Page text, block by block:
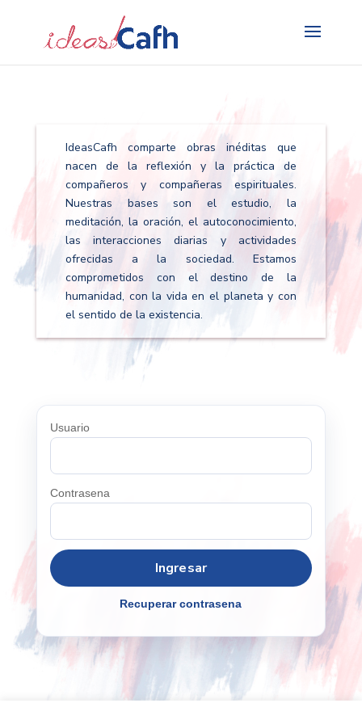
IdeasCafh comparte obras inéditas que
nacen de la reflexión y la práctica de
compañeros y compañeras espirituales.
Nuestras bases son el estudio, la
meditación, la oración, el autoconocimiento,
las interacciones diarias y actividades
ofrecidas a la sociedad. Estamos
comprometidos con el destino de la
humanidad, con la vida en el planeta y con
el sentido de la existencia.
Usuario
Contrasena
Recuperar contrasena